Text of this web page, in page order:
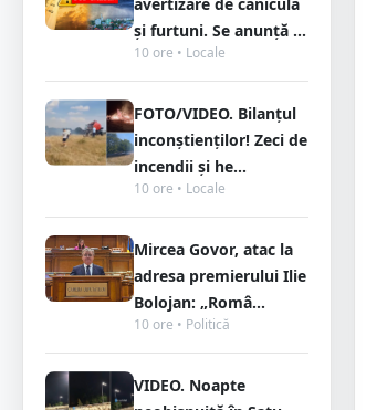
și furtuni. Se anunță ...
10 ore • Locale
FOTO/VIDEO. Bilanțul
inconștienților! Zeci de
incendii și he...
10 ore • Locale
Mircea Govor, atac la
adresa premierului Ilie
Bolojan: „Româ...
10 ore • Politică
VIDEO. Noapte